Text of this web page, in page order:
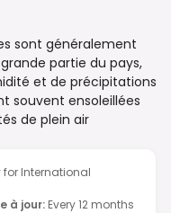
sont généralement
partie du pays,
et de précipitations
souvent ensoleillées
de plein air
for International
à jour: Every 12 months